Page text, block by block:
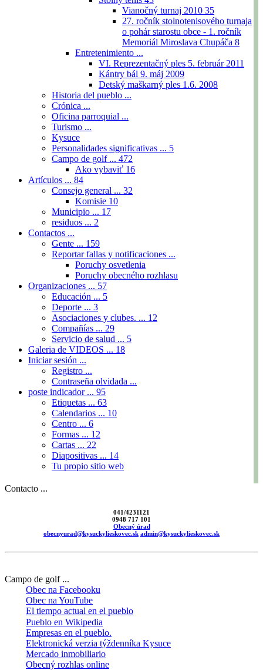
Vianočný turnaj 2010 35
27. ročník stolnotenisového turnaja
o pohár starostu obce - 1. ročník
Memoriál Miroslava Chupáča 8
Entretenimiento ...
VI. Reprezentačný ples 5. február 2011
Kántry bál 9. máj 2009
Detský maškarný ples 1.6. 2008
Historia del pueblo ...
Crónica ...
Oficina parroquial ...
Turismo ...
Kysuce
Personalidades significativas ... 5
Campo de golf ... 472
Ako vybaviť 16
Artículos ... 84
Consejo general ... 32
Komisie 10
Municipio ... 17
residuos ... 2
Contactos ...
Gente ... 159
Reportar fallas y notificaciones ...
Poruchy osvetlenia
Poruchy obecného rozhlasu
Organizaciones ... 57
Educación ... 5
Deporte ... 3
Asociaciones y clubes. ... 12
Compañías ... 29
Servicio de salud ... 5
Galeria de VIDEOS ... 18
Iniciar sesión ...
Registro ...
Contraseña olvidada ...
poste indicador ... 95
Etiquetas ... 63
Calendarios ... 10
Centro ... 6
Formas ... 12
Cartas ... 22
Diapositivas ... 14
Tu propio sitio web
Contacto ...
041/4231121
0948 717 101
Obecný úrad
obecnyurad@kysuckylieskovec.sk admin@kysuckylieskovec.sk
Campo de golf ...
Obec na Facebooku
Obec na YouTube
El tiempo actual en el pueblo
Pueblo en Wikipedia
Empresas en el pueblo.
Elektronická verzia týždenníka Kysuce
Mercado inmobiliario
Obecný rozhlas online